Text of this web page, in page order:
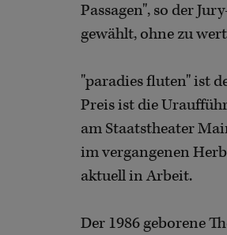
Passagen", so der
gewählt, ohne zu
"paradies fluten" ist
Preis ist die
am Staatstheater
im vergangenen
aktuell in Arbeit.
Der 1986 geborene